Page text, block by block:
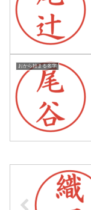
おから始まる名字